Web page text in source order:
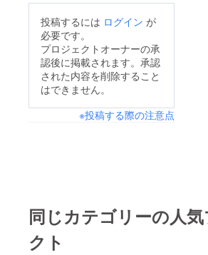
投稿するには ログイン が
必要です。
プロジェクトオーナーの承
認後に掲載されます。承認
された内容を削除すること
はできません。
※投稿する際の注意点
同じカテゴリーの人
クト